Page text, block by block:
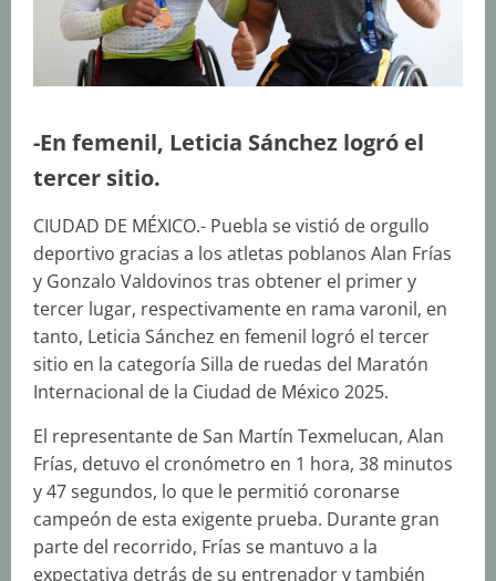
-En femenil, Leticia Sánchez logró el
tercer sitio.
CIUDAD DE MÉXICO.- Puebla se vistió de orgullo
deportivo gracias a los atletas poblanos Alan Frías
y Gonzalo Valdovinos tras obtener el primer y
tercer lugar, respectivamente en rama varonil, en
tanto, Leticia Sánchez en femenil logró el tercer
sitio en la categoría Silla de ruedas del Maratón
Internacional de la Ciudad de México 2025.
El representante de San Martín Texmelucan, Alan
Frías, detuvo el cronómetro en 1 hora, 38 minutos
y 47 segundos, lo que le permitió coronarse
campeón de esta exigente prueba. Durante gran
parte del recorrido, Frías se mantuvo a la
expectativa detrás de su entrenador y también